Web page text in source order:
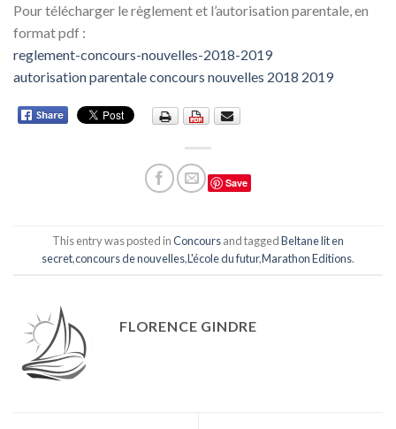
Pour télécharger le règlement et l’autorisation parentale, en
format pdf :
reglement-concours-nouvelles-2018-2019
autorisation parentale concours nouvelles 2018 2019
Save
This entry was posted inConcoursand taggedBeltane lit en
secret,concours de nouvelles,L'école du futur,Marathon Editions.
FLORENCE GINDRE